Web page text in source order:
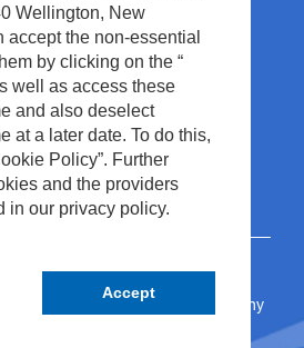
Wellington, New
accept the non-essential
by clicking on the “
well as access these
and also deselect
at a later date. To do this,
Policy”. Further
and the providers
in our privacy policy.
Accept
Europe GmbH • Rosbach, Germany